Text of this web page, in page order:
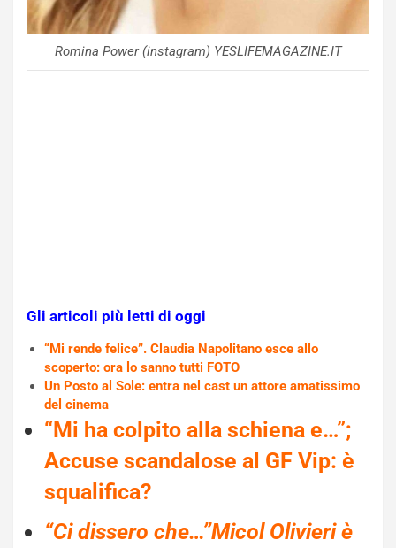
Romina Power (instagram) YESLIFEMAGAZINE.IT
Gli articoli più letti di oggi
“Mi rende felice”. Claudia Napolitano esce allo
scoperto: ora lo sanno tutti FOTO
Un Posto al Sole: entra nel cast un attore amatissimo
del cinema
“Mi ha colpito alla schiena e…”;
Accuse scandalose al GF Vip: è
squalifica?
“Ci dissero che…”Micol Olivieri è